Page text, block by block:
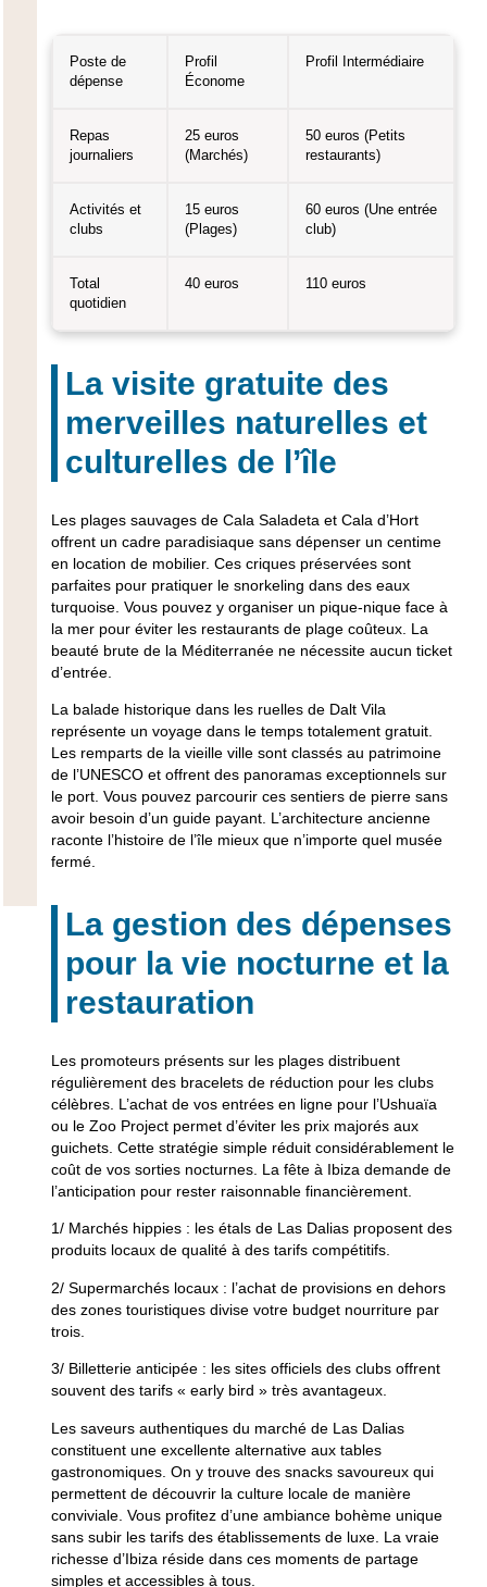
Poste de
dépense
Profil
Économe
Profil Intermédiaire
Repas
journaliers
25 euros
(Marchés)
50 euros (Petits
restaurants)
Activités et
clubs
15 euros
(Plages)
60 euros (Une entrée
club)
Total
quotidien
40 euros 110 euros
La visite gratuite des
merveilles naturelles et
culturelles de l’île
Les plages sauvages de Cala Saladeta et Cala d’Hort
offrent un cadre paradisiaque sans dépenser un centime
en location de mobilier. Ces criques préservées sont
parfaites pour pratiquer le snorkeling dans des eaux
turquoise. Vous pouvez y organiser un pique-nique face à
la mer pour éviter les restaurants de plage coûteux. La
beauté brute de la Méditerranée ne nécessite aucun ticket
d’entrée.
La balade historique dans les ruelles de Dalt Vila
représente un voyage dans le temps totalement gratuit.
Les remparts de la vieille ville sont classés au patrimoine
de l’UNESCO et offrent des panoramas exceptionnels sur
le port. Vous pouvez parcourir ces sentiers de pierre sans
avoir besoin d’un guide payant. L’architecture ancienne
raconte l’histoire de l’île mieux que n’importe quel musée
fermé.
La gestion des dépenses
pour la vie nocturne et la
restauration
Les promoteurs présents sur les plages distribuent
régulièrement des bracelets de réduction pour les clubs
célèbres. L’achat de vos entrées en ligne pour l’Ushuaïa
ou le Zoo Project permet d’éviter les prix majorés aux
guichets. Cette stratégie simple réduit considérablement le
coût de vos sorties nocturnes. La fête à Ibiza demande de
l’anticipation pour rester raisonnable financièrement.
1/ Marchés hippies: les étals de Las Dalias proposent des
produits locaux de qualité à des tarifs compétitifs.
2/ Supermarchés locaux: l’achat de provisions en dehors
des zones touristiques divise votre budget nourriture par
trois.
3/ Billetterie anticipée: les sites officiels des clubs offrent
souvent des tarifs « early bird » très avantageux.
Les saveurs authentiques du marché de Las Dalias
constituent une excellente alternative aux tables
gastronomiques. On y trouve des snacks savoureux qui
permettent de découvrir la culture locale de manière
conviviale. Vous profitez d’une ambiance bohème unique
sans subir les tarifs des établissements de luxe. La vraie
richesse d’Ibiza réside dans ces moments de partage
simples et accessibles à tous.